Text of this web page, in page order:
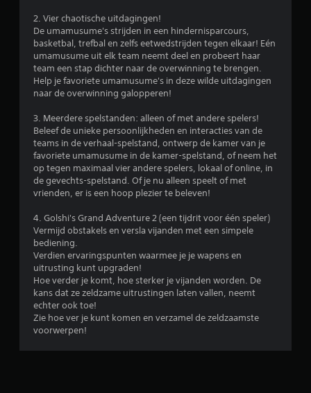
r
r
n
u
t
7
7
b
2. Vier chaotische uitdagingen!
De umamusume's strijden in een hindernisparcours,
basketbal, trefbal en zelfs eetwedstrijden tegen elkaar! Eén
umamusume uit elk team neemt deel en probeert haar
team een stap dichter naar de overwinning te brengen.
Help je favoriete umamusume's in deze wilde uitdagingen
naar de overwinning galopperen!
3. Meerdere spelstanden: alleen of met andere spelers!
Beleef de unieke persoonlijkheden en interacties van de
teams in de verhaal-spelstand, ontwerp de kamer van je
favoriete umamusume in de kamer-spelstand, of neem het
op tegen maximaal vier andere spelers, lokaal of online, in
de gevechts-spelstand. Of je nu alleen speelt of met
vrienden, er is een hoop plezier te beleven!
4. Golshi's Grand Adventure 2 (een tijdrit voor één speler)
Vermijd obstakels en versla vijanden met een simpele
bediening.
Verdien ervaringspunten waarmee je je wapens en
uitrusting kunt upgraden!
Hoe verder je komt, hoe sterker je vijanden worden. De
kans dat ze zeldzame uitrustingen laten vallen, neemt
echter ook toe!
Zie hoe ver je kunt komen en verzamel de zeldzaamste
voorwerpen!